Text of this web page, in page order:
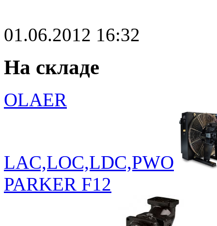
01.06.2012 16:32
На складе
OLAER
LAC,LOC,LDC,PWO
PARKER F12